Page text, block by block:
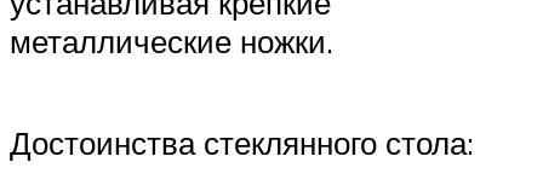
металлические ножки.
Достоинства стеклянного стола: